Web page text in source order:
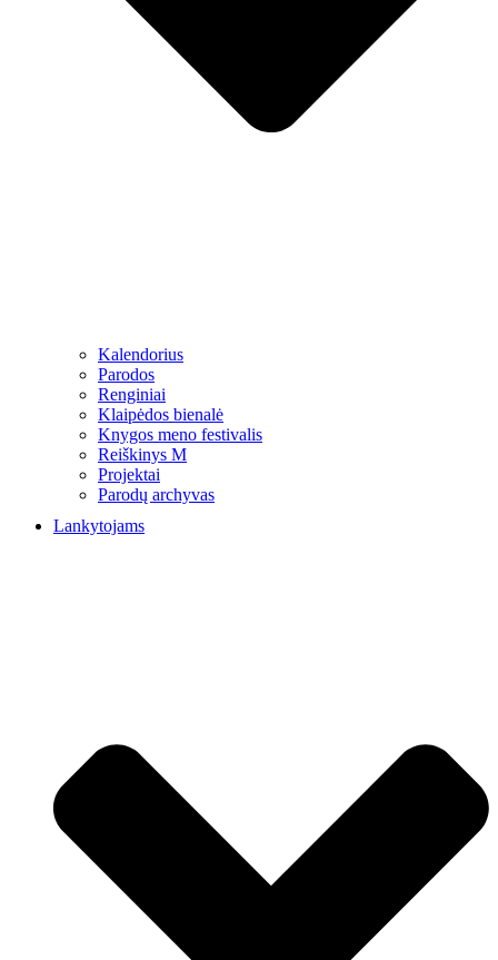
Kalendorius
Parodos
Renginiai
Klaipėdos bienalė
Knygos meno festivalis
Reiškinys M
Projektai
Parodų archyvas
Lankytojams